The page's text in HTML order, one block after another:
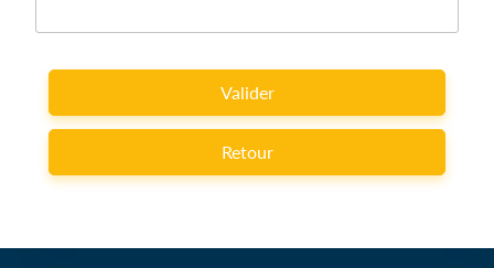
Valider
Retour